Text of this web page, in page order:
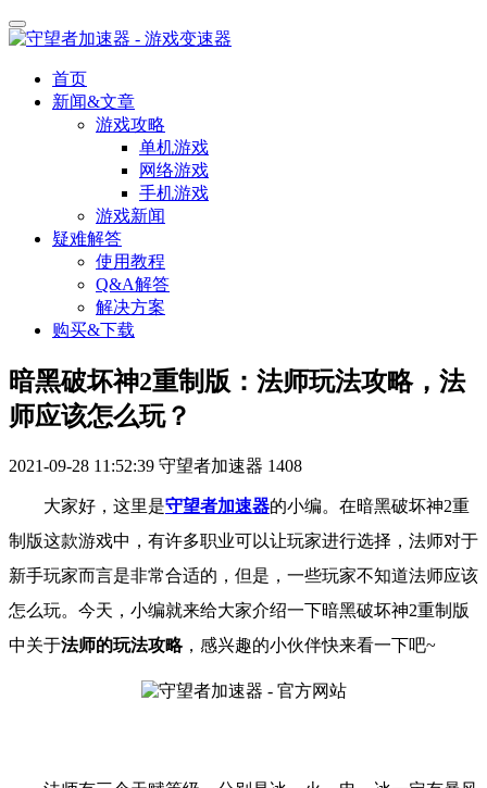
首页
新闻&文章
游戏攻略
单机游戏
网络游戏
手机游戏
游戏新闻
疑难解答
使用教程
Q&A解答
解决方案
购买&下载
暗黑破坏神2重制版：法师玩法攻略，法
师应该怎么玩？
2021-09-28 11:52:39 守望者加速器 1408
大家好，这里是守望者加速器的小编。 在暗黑破坏神2重
制版这款游戏中，有许多职业可以让玩家进行选择，法师对于
新手玩家而言是非常合适的，但是，一些玩家不知道法师应该
怎么玩。 今天，小编就来给大家介绍一下暗黑破坏神2重制版
中关于法师的玩法攻略， 感兴趣的小伙伴快来看一下吧~